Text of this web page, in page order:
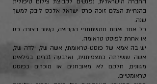
בהנחיית הצלם זוכה פרס ישראל אלכס ליבק למשך
שנה.
כל אחד ואחת ממשתתפי הקבוצה, קשור בצורה כזו
או אחרת לפוסט טראומה.
יש בה אמא של פוסט-טראומתי, אשה של, ילדה של,
אשה ששירתה כתצפיתנית, וארבעה גברים בגילאים
מגוונים, חלקם לא מאובחנים או מוכרים כפוסט
טראומטיים.